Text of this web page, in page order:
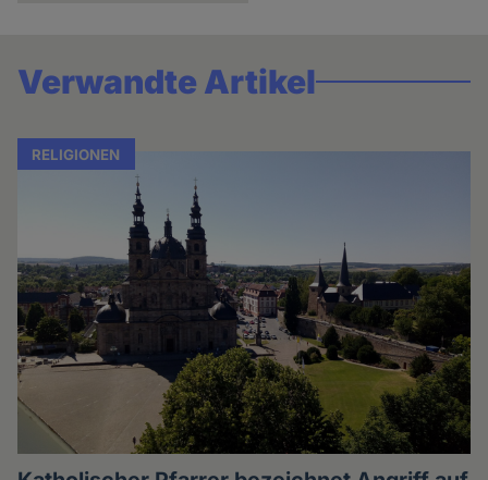
Verwandte Artikel
RELIGIONEN